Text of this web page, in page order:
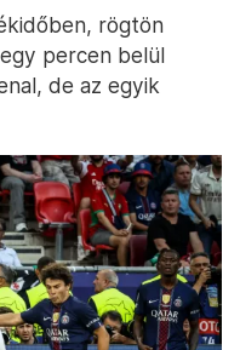
rögtön
percen belül
de az egyik